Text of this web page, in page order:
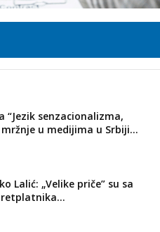
“Jezik senzacionalizma,
u medijima u Srbiji...
Lalić: „Velike priče” su sa